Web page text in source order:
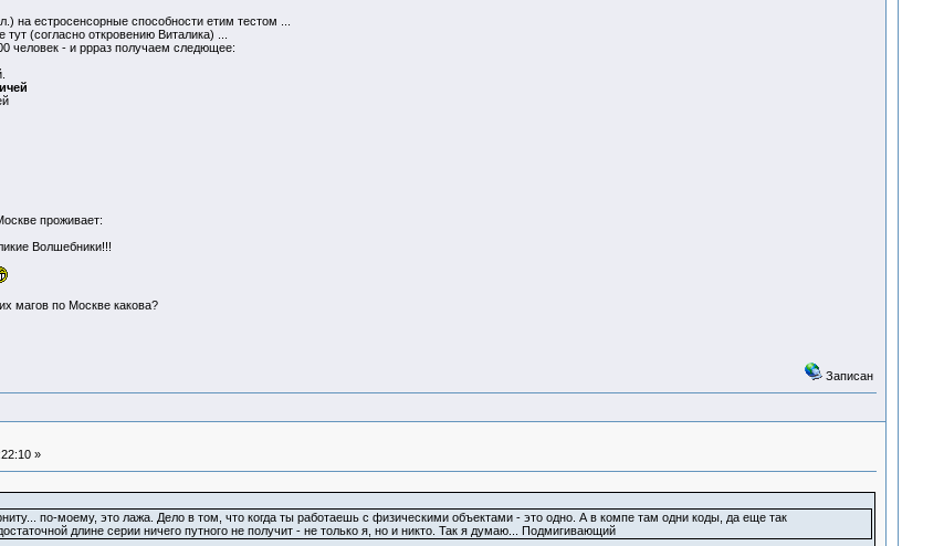
на естросенсорные способности етим тестом ...
(согласно откровению Виталика) ...
человек - и ррраз получаем следющее:
проживает:
Волшебники!!!
магов по Москве какова?
Записан
»
по-моему, это лажа. Дело в том, что когда ты работаешь с физическими объектами - это одно. А в компе там одни коды, да еще так
длине серии ничего путного не получит - не только я, но и никто. Так я думаю... Подмигивающий